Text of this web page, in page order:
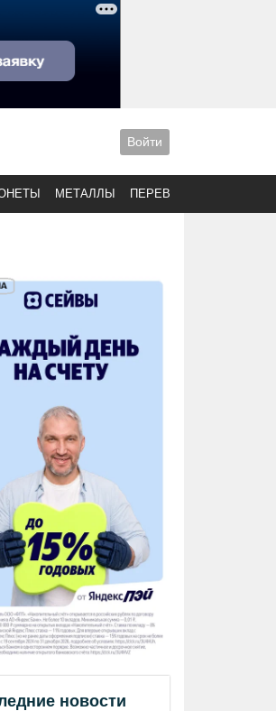
Войти
МЕТАЛЛЫ ПЕРЕВОДЫ
новости